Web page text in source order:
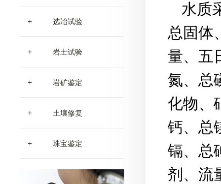
+ 选冶试验
+ 岩土试验
+ 岩矿鉴定
+ 土壤修复
+ 珠宝鉴定
水质
总固体
量、五
氮、总
化物、
钙、总
镉、总
剂、流